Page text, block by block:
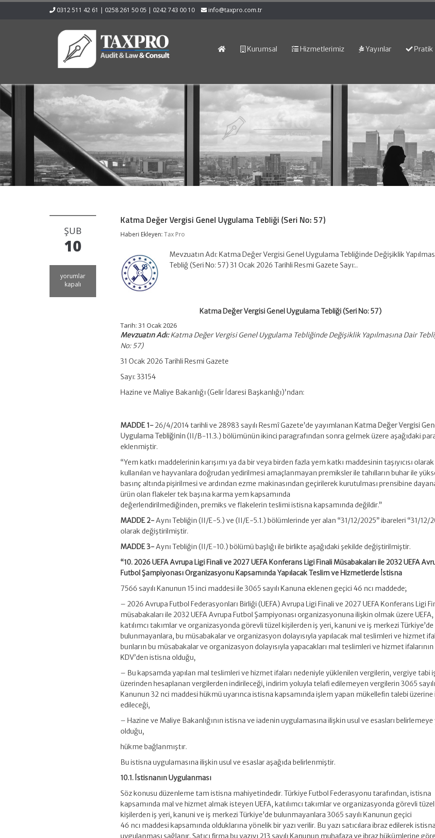
0312 511 42 61 | 0258 261 50 05 | 0242 743 00 10 info@taxpro.com.tr
Kurumsal Hizmetlerimiz Yayınlar Pratik
ŞUB
10
Katma
Değer
yorumlar
kapalı
Katma Değer Vergisi Genel Uygulama Tebliği (Seri No: 57)
Haberi Ekleyen:Tax Pro
Mevzuatın Adı: Katma Değer Vergisi Genel Uygulama Tebliğinde Değişiklik
Tebliğ (Seri No: 57) 31 Ocak 2026 Tarihli Resmi Gazete Sayı:..
Katma Değer Vergisi Genel Uygulama Tebliği (Seri No: 57)
Tarih:31 Ocak 2026
Mevzuatın Adı:Katma Değer Vergisi Genel Uygulama Tebliğinde Değişiklik Yapılmasına Dair
No: 57)
31 Ocak 2026 Tarihli Resmi Gazete
Sayı: 33154
Hazine ve Maliye Bakanlığı (Gelir İdaresi Başkanlığı)’ndan:
MADDE 1-26/4/2014 tarihli ve 28983 sayılı Resmî Gazete’de yayımlanan Katma Değer Vergisi
Uygulama Tebliğinin(II/B-11.3.) bölümünün ikinci paragrafından sonra gelmek üzere aşağıdaki
eklenmiştir.
“Yem katkı maddelerinin karışımı ya da bir veya birden fazla yem katkı maddesinin taşıyıcısı olarak
kullanılan ve hayvanlara doğrudan yedirilmesi amaçlanmayan premiksler ile tahılların buhar ile
basınç altında pişirilmesi ve ardından ezme makinasından geçirilerek kurutulması prensibine
ürün olan flakeler tek başına karma yem kapsamında
değerlendirilmediğinden, premiks ve flakelerin teslimi istisna kapsamında değildir.”
MADDE 2-Aynı Tebliğin (II/E-5.) ve (II/E-5.1.) bölümlerinde yer alan “31/12/2025” ibareleri “31/12/
olarak değiştirilmiştir.
MADDE 3-Aynı Tebliğin (II/E-10.) bölümü başlığı ile birlikte aşağıdaki şekilde değiştirilmiştir.
“10. 2026 UEFA Avrupa Ligi Finali ve 2027 UEFA Konferans Ligi Finali Müsabakaları ile 2032 UEFA
Futbol Şampiyonası Organizasyonu Kapsamında Yapılacak Teslim ve Hizmetlerde İstisna
7566 sayılı Kanunun 15 inci maddesi ile 3065 sayılı Kanuna eklenen geçici 46 ncı maddede;
– 2026 Avrupa Futbol Federasyonları Birliği (UEFA) Avrupa Ligi Finali ve 2027 UEFA Konferans Ligi
müsabakaları ile 2032 UEFA Avrupa Futbol Şampiyonası organizasyonuna ilişkin olmak üzere UEFA,
katılımcı takımlar ve organizasyonda görevli tüzel kişilerden iş yeri, kanuni ve iş merkezi Türkiye’de
bulunmayanlara, bu müsabakalar ve organizasyon dolayısıyla yapılacak mal teslimleri ve hizmet
bunların bu müsabakalar ve organizasyon dolayısıyla yapacakları mal teslimleri ve hizmet ifalarının
KDV’den istisna olduğu,
– Bu kapsamda yapılan mal teslimleri ve hizmet ifaları nedeniyle yüklenilen vergilerin, vergiye tabi
üzerinden hesaplanan vergilerden indirileceği, indirim yoluyla telafi edilemeyen vergilerin 3065 sayılı
Kanunun 32 nci maddesi hükmü uyarınca istisna kapsamında işlem yapan mükellefin talebi üzerine
edileceği,
– Hazine ve Maliye Bakanlığının istisna ve iadenin uygulamasına ilişkin usul ve esasları
olduğu,
hükme bağlanmıştır.
Bu istisna uygulamasına ilişkin usul ve esaslar aşağıda belirlenmiştir.
10.1. İstisnanın Uygulanması
Söz konusu düzenleme tam istisna mahiyetindedir. Türkiye Futbol Federasyonu tarafından, istisna
kapsamında mal ve hizmet almak isteyen UEFA, katılımcı takımlar ve organizasyonda görevli tüzel
kişilerden iş yeri, kanuni ve iş merkezi Türkiye’de bulunmayanlara 3065 sayılı Kanunun geçici
46 ncı maddesi kapsamında olduklarına yönelik bir yazı verilir. Bu yazı satıcılara ibraz edilerek istisna
uygulanması sağlanır. Satıcı firma bu yazıyı 213 sayılı Kanunun muhafaza ve ibraz hükümlerine